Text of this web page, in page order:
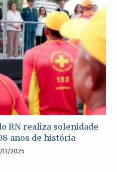
RN realiza solenidade
anos de história
11/2025